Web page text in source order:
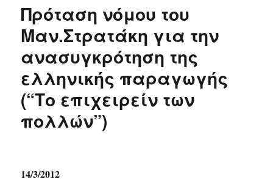
Πρόταση νόμου του
Μαν.Στρατάκη για την
ανασυγκρότηση της
ελληνικής παραγωγής
(“Το επιχειρείν των
πολλών”)
14/3/2012